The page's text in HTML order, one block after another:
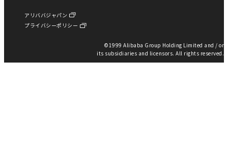
アリババジャパン
プライバシーポリシー
©︎1999 Alibaba Group Holding Limited and / or
its subsidiaries and licensors. All rights reserved.